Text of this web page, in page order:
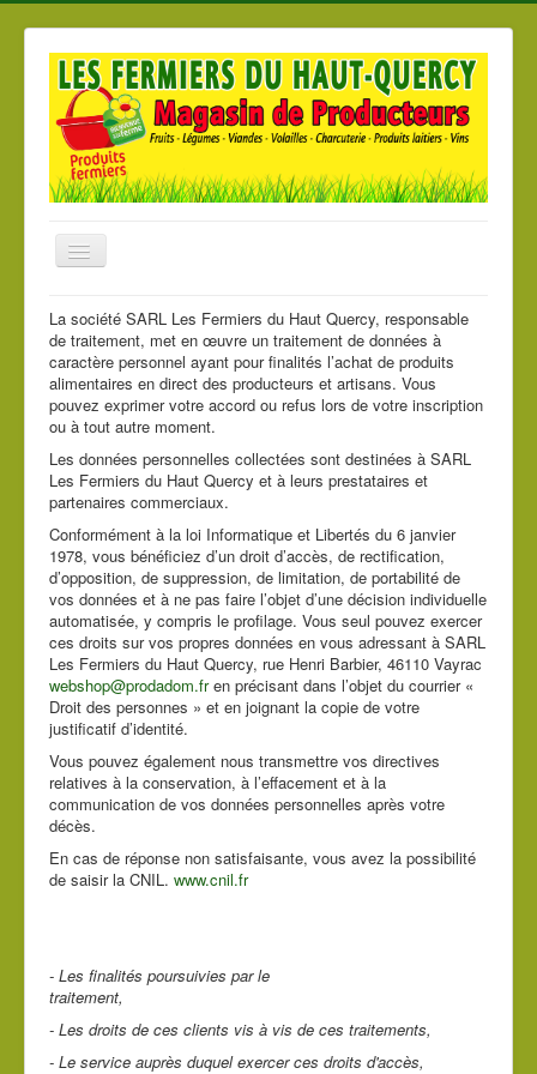
Basculer
la
Accueil
Nos produits
Nos Magasins
Les producteurs
La société SARL Les Fermiers du Haut Quercy, responsable
de traitement, met en œuvre un traitement de données à
caractère personnel ayant pour finalités l’achat de produits
alimentaires en direct des producteurs et artisans. Vous
pouvez exprimer votre accord ou refus lors de votre inscription
ou à tout autre moment.
Les données personnelles collectées sont destinées à SARL
Les Fermiers du Haut Quercy et à leurs prestataires et
partenaires commerciaux.
Conformément à la loi Informatique et Libertés du 6 janvier
1978, vous bénéficiez d’un droit d’accès, de rectification,
d’opposition, de suppression, de limitation, de portabilité de
vos données et à ne pas faire l’objet d’une décision individuelle
automatisée, y compris le profilage. Vous seul pouvez exercer
ces droits sur vos propres données en vous adressant à SARL
Les Fermiers du Haut Quercy, rue Henri Barbier, 46110 Vayrac
webshop@prodadom.fren précisant dans l’objet du courrier «
Droit des personnes » et en joignant la copie de votre
justificatif d’identité.
Vous pouvez également nous transmettre vos directives
relatives à la conservation, à l’effacement et à la
communication de vos données personnelles après votre
décès.
En cas de réponse non satisfaisante, vous avez la possibilité
de saisir la CNIL. www.cnil.fr
- Les finalités poursuivies par le
traitement,
- Les droits de ces clients vis à vis de ces traitements,
- Le service auprès duquel exercer ces droits d'accès,